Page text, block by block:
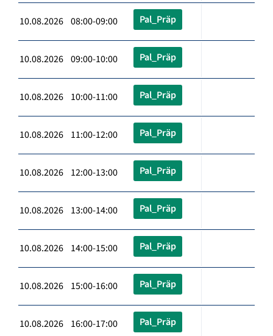
10.08.2026 08:00-09:00 Pal_Präp
10.08.2026 09:00-10:00 Pal_Präp
10.08.2026 10:00-11:00 Pal_Präp
10.08.2026 11:00-12:00 Pal_Präp
10.08.2026 12:00-13:00 Pal_Präp
10.08.2026 13:00-14:00 Pal_Präp
10.08.2026 14:00-15:00 Pal_Präp
10.08.2026 15:00-16:00 Pal_Präp
10.08.2026 16:00-17:00 Pal_Präp